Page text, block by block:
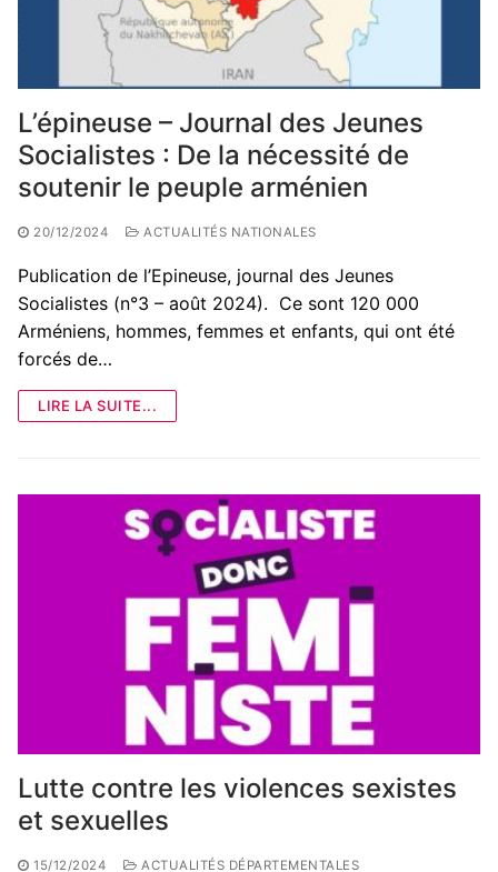
L’épineuse – Journal des Jeunes
Socialistes : De la nécessité de
soutenir le peuple arménien
20/12/2024 ACTUALITÉS NATIONALES
Publication de l’Epineuse, journal des Jeunes
Socialistes (n°3 – août 2024). Ce sont 120 000
Arméniens, hommes, femmes et enfants, qui ont été
forcés de…
LIRE LA SUITE...
Lutte contre les violences sexistes
et sexuelles
15/12/2024 ACTUALITÉS DÉPARTEMENTALES